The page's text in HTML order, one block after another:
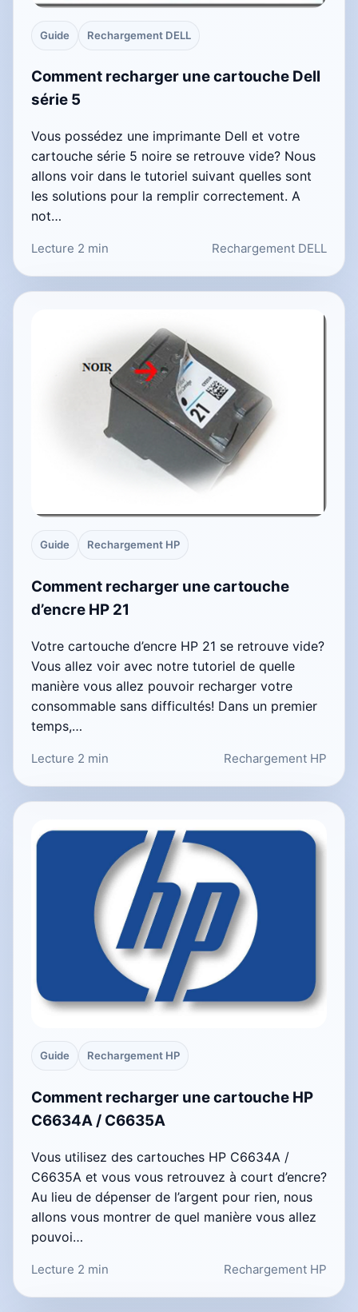
Guide Rechargement DELL
Comment recharger une cartouche Dell
série 5
Vous possédez une imprimante Dell et votre
cartouche série 5 noire se retrouve vide? Nous
allons voir dans le tutoriel suivant quelles sont
les solutions pour la remplir correctement. A
not…
Lecture 2 min Rechargement DELL
Guide Rechargement HP
Comment recharger une cartouche
d’encre HP 21
Votre cartouche d’encre HP 21 se retrouve vide?
Vous allez voir avec notre tutoriel de quelle
manière vous allez pouvoir recharger votre
consommable sans difficultés! Dans un premier
temps,…
Lecture 2 min Rechargement HP
Guide Rechargement HP
Comment recharger une cartouche HP
C6634A / C6635A
Vous utilisez des cartouches HP C6634A /
C6635A et vous vous retrouvez à court d’encre?
Au lieu de dépenser de l’argent pour rien, nous
allons vous montrer de quel manière vous allez
pouvoi…
Lecture 2 min Rechargement HP